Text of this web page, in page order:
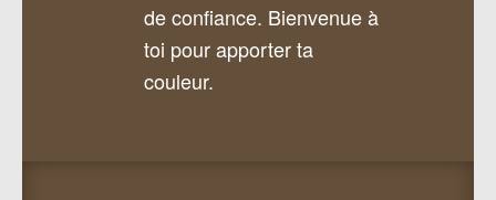
de confiance. Bienvenue à
toi pour apporter ta
couleur.